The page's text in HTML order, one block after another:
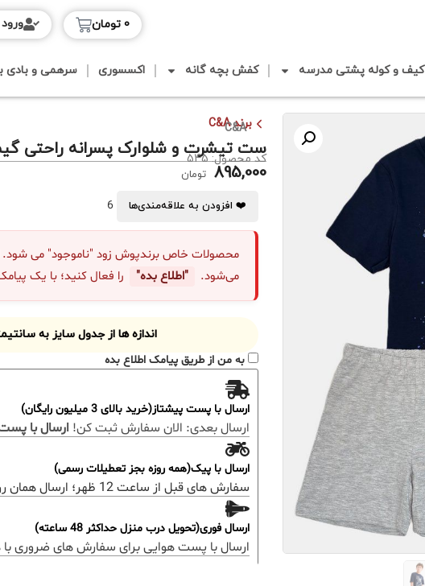
کیف و کوله پشتی مدرسه کفش بچه گانه اکسسوری سرهمی و بادی
0 تومان
برند C&A
C&A
ست تیشرت و شلوارک پسرانه راحتی
کد محصول: 545
895,000 تومان
❤️ افزودن به علاقه‌مندی‌ها 6
محصولات خاص برندپوش زود "ناموجود" می شود.
می‌شود.
"اطلاع بده" را فعال کنید؛ با یک
اندازه ها از جدول سایز به
به من از طریق پیامک اطلاع بده
ارسال با پست پیشتاز(خرید بالای 3 میلیون رایگان)
ارسال بعدی: الان سفارش ثبت کن! ارسال با
ارسال با پیک(همه روزه بجز تعطیلات رسمی)
سفارش های قبل از ساعت 12 ظهر؛ ارسال همان روز خواهد بود.
ارسال فوری(تحویل درب منزل حداکثر 48 ساعته)
ارسال با پست هوایی برای سفارش های ضروری با